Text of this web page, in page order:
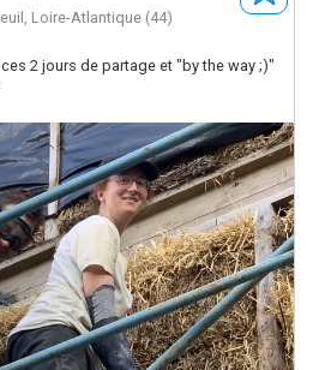
Loire-Atlantique (44)
2 jours de partage et "by the way ;)"